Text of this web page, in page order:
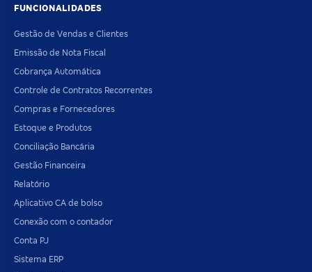
FUNCIONALIDADES
Gestão de Vendas e Clientes
Emissão de Nota Fiscal
Cobrança Automática
Controle de Contratos Recorrentes
Compras e Fornecedores
Estoque e Produtos
Conciliação Bancária
Gestão Financeira
Relatório
Aplicativo CA de bolso
Conexão com o contador
Conta PJ
Sistema ERP